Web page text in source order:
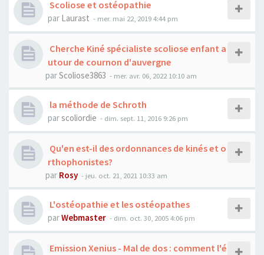
Scoliose et ostéopathie
par Laurast - mer. mai 22, 2019 4:44 pm
Cherche Kiné spécialiste scoliose enfant a
utour de cournon d'auvergne
parScoliose3863 - mer. avr. 06, 2022 10:10 am
la méthode de Schroth
parscoliordie - dim. sept. 11, 2016 9:26 pm
Qu'en est-il des ordonnances de kinés et o
rthophonistes?
par Rosy - jeu. oct. 21, 2021 10:33 am
L'ostéopathie et les ostéopathes
parWebmaster - dim. oct. 30, 2005 4:06 pm
Emission Xenius - Mal de dos : comment l'é